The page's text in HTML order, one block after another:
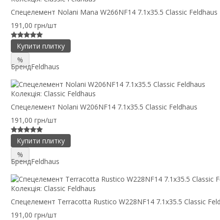
Спецелемент Nolani Mana W266NF14 7.1x35.5 Classic Feldhaus
191,00 грн/шт
Купити плитку
%
БрендFeldhaus
Колекція: Classic Feldhaus
Спецелемент Nolani W206NF14 7.1x35.5 Classic Feldhaus
191,00 грн/шт
Купити плитку
%
БрендFeldhaus
Колекція: Classic Feldhaus
Спецелемент Terracotta Rustico W228NF14 7.1x35.5 Classic
191,00 грн/шт